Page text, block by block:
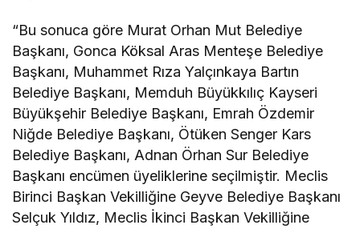
“Bu sonuca göre Murat Orhan Mut Belediye
Başkanı, Gonca Köksal Aras Menteşe Belediye
Başkanı, Muhammet Rıza Yalçınkaya Bartın
Belediye Başkanı, Memduh Büyükkılıç Kayseri
Büyükşehir Belediye Başkanı, Emrah Özdemir
Niğde Belediye Başkanı, Ötüken Senger Kars
Belediye Başkanı, Adnan Örhan Sur Belediye
Başkanı encümen üyeliklerine seçilmiştir. Meclis
Birinci Başkan Vekilliğine Geyve Belediye Başkanı
Selçuk Yıldız, Meclis İkinci Başkan Vekilliğine